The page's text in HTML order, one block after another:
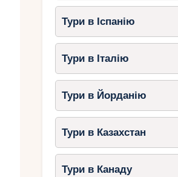
Тури в Іспанію
Тури в Італію
Тури в Йорданію
Тури в Казахстан
Тури в Канаду